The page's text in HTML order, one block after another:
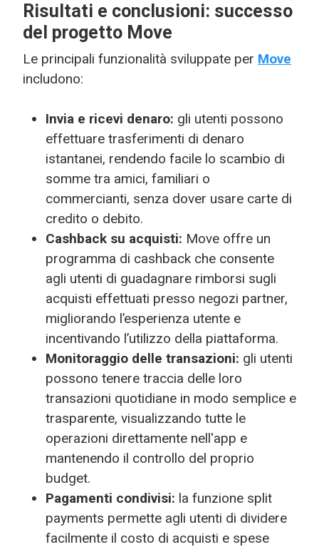
Risultati e conclusioni: successo
del progetto Move
Le principali funzionalità sviluppate per Move
includono:
Invia e ricevi denaro: gli utenti possono
effettuare trasferimenti di denaro
istantanei, rendendo facile lo scambio di
somme tra amici, familiari o
commercianti, senza dover usare carte di
credito o debito.
Cashback su acquisti: Move offre un
programma di cashback che consente
agli utenti di guadagnare rimborsi sugli
acquisti effettuati presso negozi partner,
migliorando l’esperienza utente e
incentivando l’utilizzo della piattaforma.
Monitoraggio delle transazioni: gli utenti
possono tenere traccia delle loro
transazioni quotidiane in modo semplice e
trasparente, visualizzando tutte le
operazioni direttamente nell'app e
mantenendo il controllo del proprio
budget.
Pagamenti condivisi: la funzione split
payments permette agli utenti di dividere
facilmente il costo di acquisti e spese